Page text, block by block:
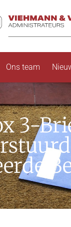
Ons team
3-